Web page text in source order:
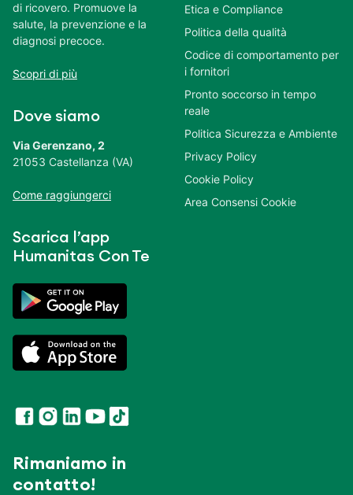
di ricovero. Promuove la
salute, la prevenzione e la
diagnosi precoce.
Scopri di più
Dove siamo
Via Gerenzano, 2
21053 Castellanza (VA)
Come raggiungerci
Scarica l’app
Humanitas Con Te
Rimaniamo in
contatto!
Etica e Compliance
Politica della qualità
Codice di comportamento per
i fornitori
Pronto soccorso in tempo
reale
Politica Sicurezza e Ambiente
Privacy Policy
Cookie Policy
Area Consensi Cookie